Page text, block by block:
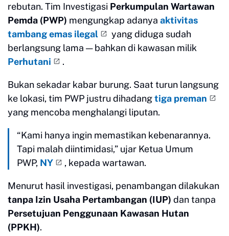
rebutan. Tim Investigasi Perkumpulan Wartawan
Pemda (PWP) mengungkap adanya aktivitas
tambang emas ilegal
yang diduga sudah
berlangsung lama — bahkan di kawasan milik
Perhutani
.
Bukan sekadar kabar burung. Saat turun langsung
ke lokasi, tim PWP justru dihadangtiga preman
yang mencoba menghalangi liputan.
“Kami hanya ingin memastikan kebenarannya.
Tapi malah diintimidasi,” ujar Ketua Umum
PWP, NY , kepada wartawan.
Menurut hasil investigasi, penambangan dilakukan
tanpa Izin Usaha Pertambangan (IUP) dan tanpa
Persetujuan Penggunaan Kawasan Hutan
(PPKH).